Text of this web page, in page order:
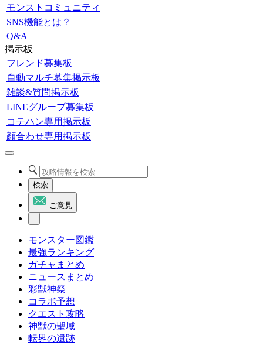
モンストコミュニティ
SNS機能とは？
Q&A
掲示板
フレンド募集板
自動マルチ募集掲示板
雑談&質問掲示板
LINEグループ募集板
コテハン専用掲示板
顔合わせ専用掲示板
検索
ご意見
モンスター図鑑
最強ランキング
ガチャまとめ
ニュースまとめ
彩獣神祭
コラボ予想
クエスト攻略
神獣の聖域
転界の遺跡